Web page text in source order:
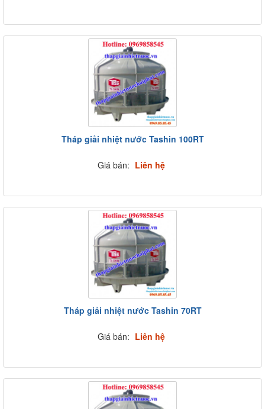
Tháp giải nhiệt nước Tashin 100RT
Giá bán: Liên hệ
Tháp giải nhiệt nước Tashin 70RT
Giá bán: Liên hệ